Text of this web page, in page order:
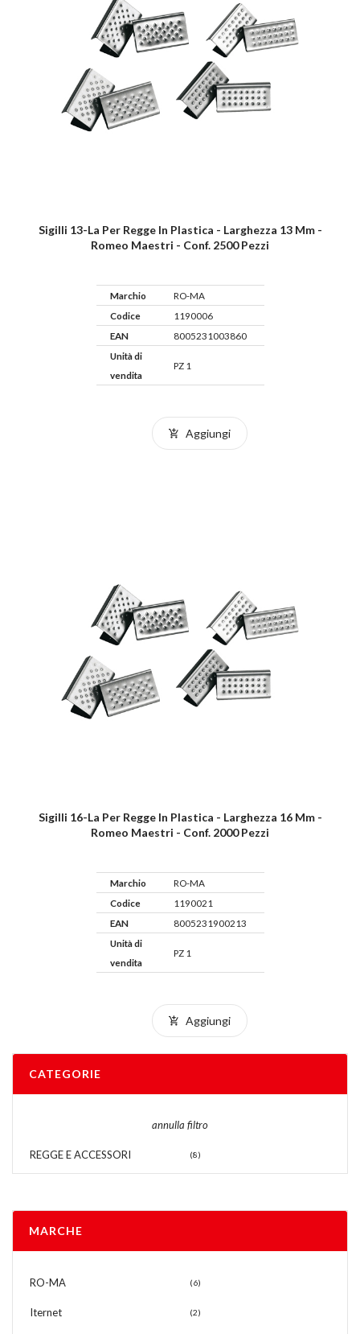
Sigilli 13-La Per Regge In Plastica - Larghezza 13 Mm -
Romeo Maestri - Conf. 2500 Pezzi
Marchio
RO-MA
Codice
1190006
EAN
8005231003860
Unità di
vendita
PZ 1
Aggiungi
Sigilli 16-La Per Regge In Plastica - Larghezza 16 Mm -
Romeo Maestri - Conf. 2000 Pezzi
Marchio
RO-MA
Codice
1190021
EAN
8005231900213
Unità di
vendita
PZ 1
Aggiungi
CATEGORIE
annulla filtro
REGGE E ACCESSORI (8)
MARCHE
RO-MA (6)
Iternet (2)